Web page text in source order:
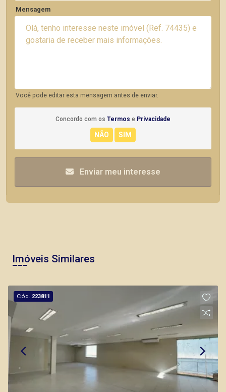
Mensagem
Você pode editar esta mensagem antes de enviar.
Concordo com os Termos e Privacidade
Enviar meu interesse
Imóveis Similares
Cód. 223811